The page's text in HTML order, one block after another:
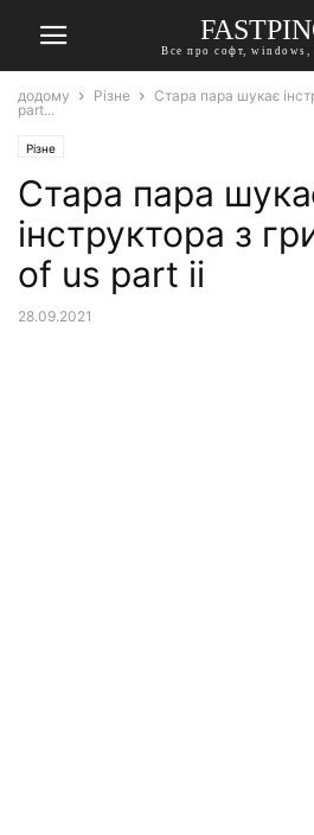
Все про софт, windows,
додому Різне
Стара пара шукає
part...
Різне
Стара пара
інструктора з
of us part ii
28.09.2021